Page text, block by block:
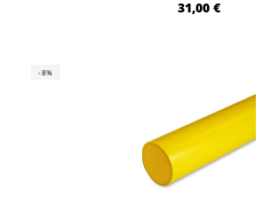
31,00 €
-8%